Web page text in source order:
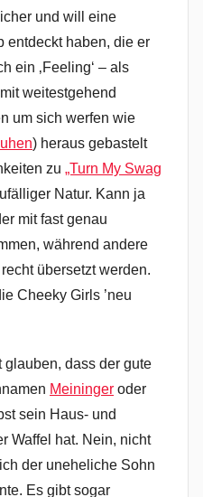
und will eine
entdeckt haben, die er
ein ‚Feeling‘ – als
weitestgehend
um sich werfen wie
) heraus gebastelt
zu „Turn My Swag
Natur. Kann ja
mit fast genau
während andere
übersetzt werden.
Cheeky Girls ’neu
glauben, dass der gute
Meininger oder
sein Haus- und
Waffel hat. Nein, nicht
der uneheliche Sohn
Es gibt sogar